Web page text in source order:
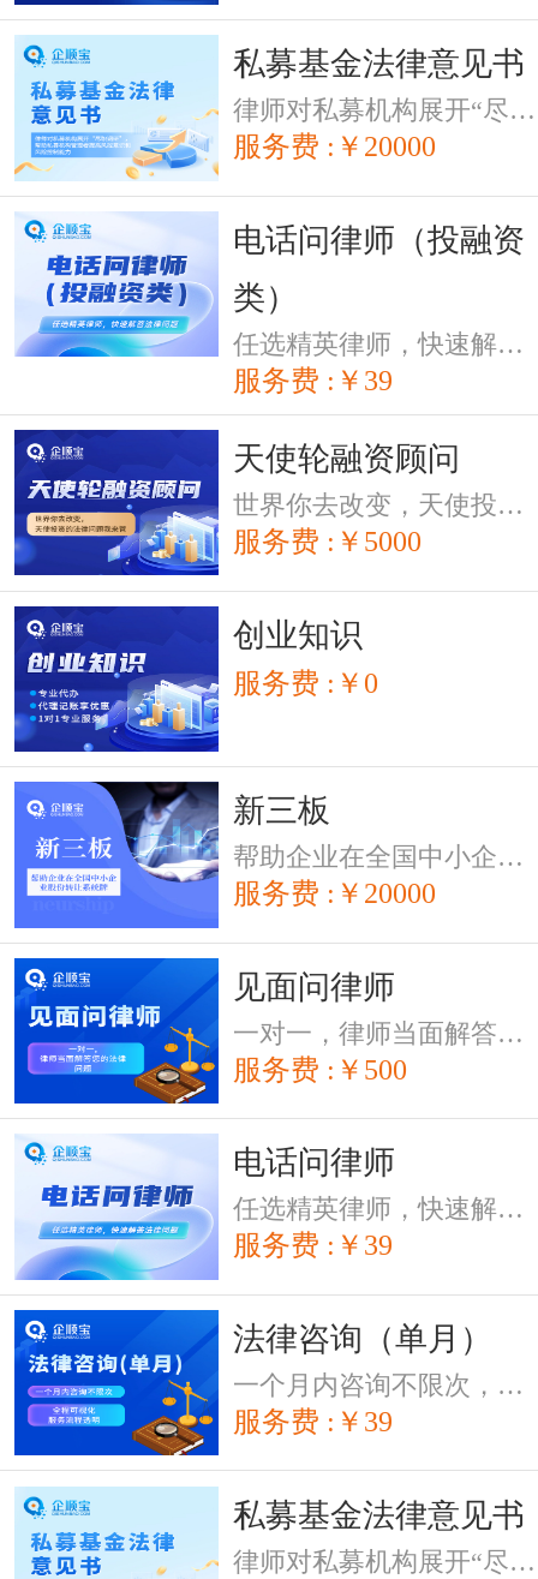
私募基金法律意见书
律师对私募机构展开“尽职调研”，帮助私募机构管理者提高风控意识和风险控制能力。
服务费 :￥20000
电话问律师（投融资
类）
任选精英律师，快速解答法律问题
服务费 :￥39
天使轮融资顾问
世界你去改变，天使投资的法律问题我来管。
服务费 :￥5000
创业知识
服务费 :￥0
新三板
帮助企业在全国中小企业股份转让系统牌
服务费 :￥20000
见面问律师
一对一，律师当面解答您的法律问题
服务费 :￥500
电话问律师
任选精英律师，快速解答法律问题
服务费 :￥39
法律咨询（单月）
一个月内咨询不限次，下单即送《创业法律指南书》3.0版，送完为止
服务费 :￥39
私募基金法律意见书
律师对私募机构展开“尽职调研”，帮助私募机构管理者提高风控意识和风险控制能力。